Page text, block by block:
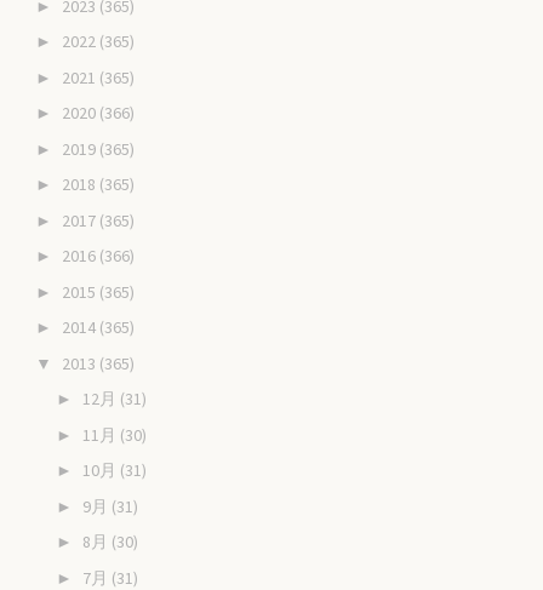
► 2023 (365)
► 2022 (365)
► 2021 (365)
► 2020 (366)
► 2019 (365)
► 2018 (365)
► 2017 (365)
► 2016 (366)
► 2015 (365)
► 2014 (365)
▼ 2013 (365)
► 12月 (31)
► 11月 (30)
► 10月 (31)
► 9月 (31)
► 8月 (30)
► 7月 (31)